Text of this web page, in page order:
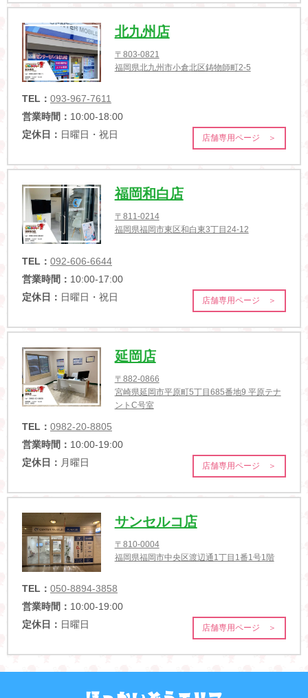
北九州店
〒803-0821
福岡県北九州市小倉北区鋳物師町2-5
TEL： 093-967-7611
営業時間： 10:00-18:00
定休日： 日曜日・祝日 店舗専用ページ ＞
福岡和白店
〒811-0214
福岡県福岡市東区和白東3丁目24-12
TEL： 092-606-6644
営業時間： 10:00-17:00
定休日： 日曜日・祝日 店舗専用ページ ＞
延岡店
〒882-0866
宮崎県延岡市平原町5丁目685番地9 平原テナ
ントC号室
TEL： 0982-20-8805
営業時間： 10:00-19:00
定休日： 月曜日 店舗専用ページ ＞
サンセルコ店
〒810-0004
福岡県福岡市中央区渡辺通1丁目1番1号1階
TEL： 050-8894-3858
営業時間： 10:00-19:00
定休日： 日曜日 店舗専用ページ ＞